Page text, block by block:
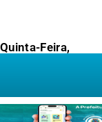
Quinta-Feira,